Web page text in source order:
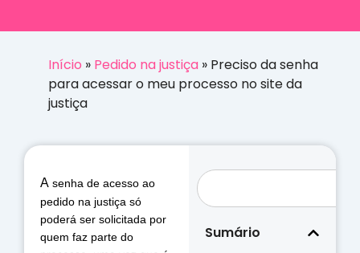
Início » Pedido na justiça » Preciso da senha
para acessar o meu processo no site da
justiça
A senha de acesso ao
pedido na justiça só
poderá ser solicitada por
quem faz parte do
Sumário